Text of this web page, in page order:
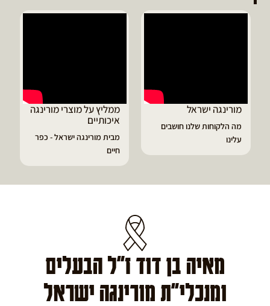
ממליץ על מוצרי מורינגה
איכותיים
דיוויד ממליץ על טבליות
מורינגה
הפסקתי לסבול מהתקפי
מאיה בן דוד ז"ל הבעלים
ומנכלי"ת מורינגה ישראל